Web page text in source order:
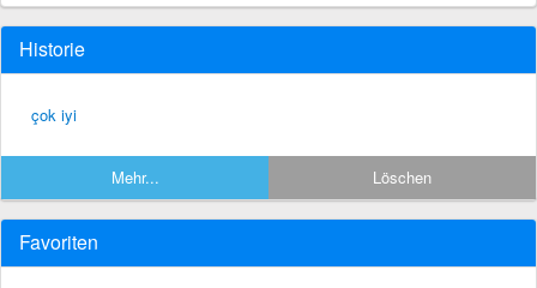
Historie
çok iyi
Mehr... Löschen
Favoriten